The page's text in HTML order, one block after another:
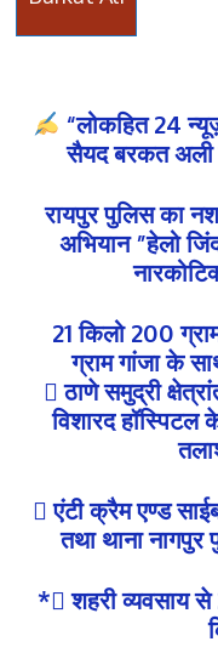
“लोकहित 24
सैयद बरकत अली
रायपुर पुलिस का
अभियान ”हेलो
21 किलो 200
ग्राम गांजा के
 ठाणे समुद्री
विशारद हॉस्पिटल
 एंटी क्रैम एण्ड
तथा थाना नागपुर
* शहरी व्यवसाय से